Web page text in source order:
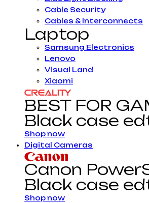
Cable Security
Cables & Interconnects
Laptop
Samsung Electronics
Lenovo
Visual Land
Xiaomi
BEST FOR
Black case
Shop now
Digital Cameras
Canon
Black case
Shop now